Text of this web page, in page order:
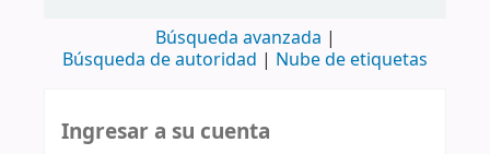
Búsqueda avanzada
Búsqueda de autoridad
Nube de etiquetas
Ingresar a su cuenta